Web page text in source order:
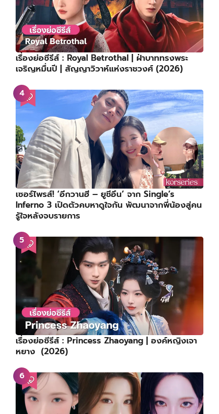
เรื่องย่อซีรีส์ : Royal Betrothal | ฝ่าบาททรงพระ
เจริญหมื่นปี | สัญญาวิวาห์แห่งราชวงศ์ (2026)
เซอร์ไพรส์! ‘อีกวานฮี – ยูชีอึน’ จาก Single’s
Inferno 3 เปิดตัวคบหาดูใจกัน พัฒนาจากพี่น้องสู่คน
รู้ใจหลังจบรายการ
เรื่องย่อซีรีส์ : Princess Zhaoyang | องค์หญิงเจา
หยาง (2026)